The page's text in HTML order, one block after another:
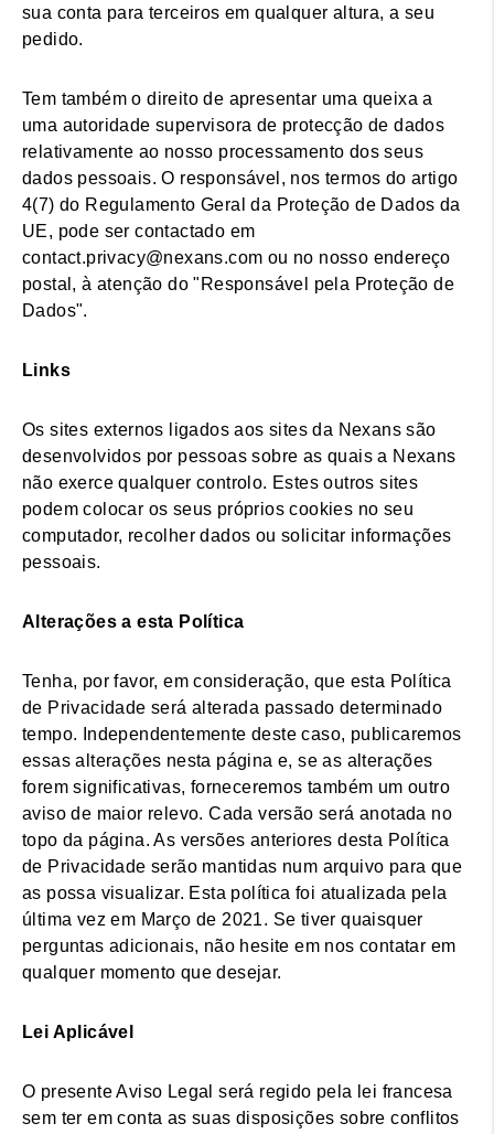
sua conta para terceiros em qualquer altura, a seu
pedido.
Tem também o direito de apresentar uma queixa a
uma autoridade supervisora de protecção de dados
relativamente ao nosso processamento dos seus
dados pessoais. O responsável, nos termos do artigo
4(7) do Regulamento Geral da Proteção de Dados da
UE, pode ser contactado em
contact.privacy@nexans.com ou no nosso endereço
postal, à atenção do "Responsável pela Proteção de
Dados".
Links
Os sites externos ligados aos sites da Nexans são
desenvolvidos por pessoas sobre as quais a Nexans
não exerce qualquer controlo. Estes outros sites
podem colocar os seus próprios cookies no seu
computador, recolher dados ou solicitar informações
pessoais.
Alterações a esta Política
Tenha, por favor, em consideração, que esta Política
de Privacidade será alterada passado determinado
tempo. Independentemente deste caso, publicaremos
essas alterações nesta página e, se as alterações
forem significativas, forneceremos também um outro
aviso de maior relevo. Cada versão será anotada no
topo da página. As versões anteriores desta Política
de Privacidade serão mantidas num arquivo para que
as possa visualizar. Esta política foi atualizada pela
última vez em Março de 2021. Se tiver quaisquer
perguntas adicionais, não hesite em nos contatar em
qualquer momento que desejar.
Lei Aplicável
O presente Aviso Legal será regido pela lei francesa
sem ter em conta as suas disposições sobre conflitos